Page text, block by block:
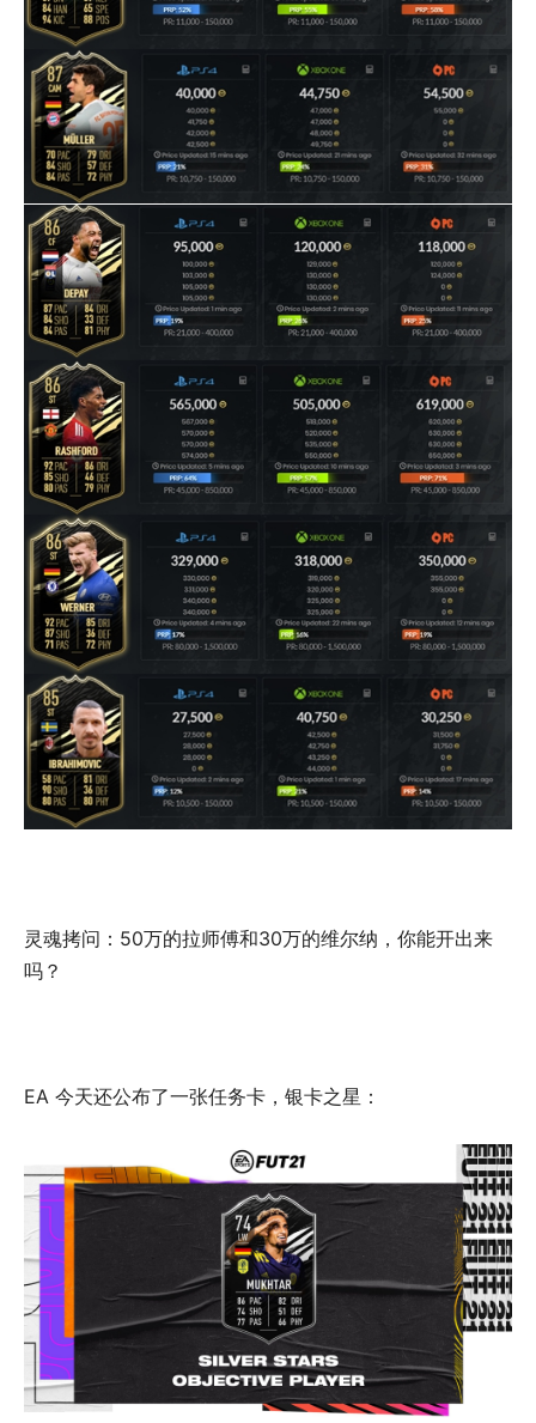
灵魂拷问：50万的拉师傅和30万的维尔纳，你能开出来
吗？
EA 今天还公布了一张任务卡，银卡之星：